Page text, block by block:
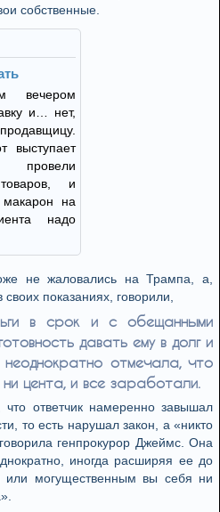
собственные.
вечером
и… нет,
выступает
и
макарон на
надо
не жаловались на Трампа, а,
показаниях, говорили,
в срок и с обещанными
давать ему в долг и
отмечала, что
цента, и все заработали.
что ответчик намеренно завышал
то есть нарушал закон, а «никто
генпрокурор Джеймс. Она
иногда расширяя ее до
или могущественным вы себя ни